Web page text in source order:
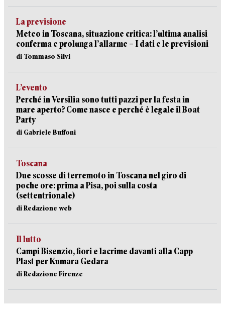
La previsione
Meteo in Toscana, situazione critica: l’ultima analisi
conferma e prolunga l’allarme – I dati e le previsioni
di Tommaso Silvi
L’evento
Perché in Versilia sono tutti pazzi per la festa in
mare aperto? Come nasce e perché è legale il Boat
Party
di Gabriele Buffoni
Toscana
Due scosse di terremoto in Toscana nel giro di
poche ore: prima a Pisa, poi sulla costa
(settentrionale)
di Redazione web
Il lutto
Campi Bisenzio, fiori e lacrime davanti alla Capp
Plast per Kumara Gedara
di Redazione Firenze